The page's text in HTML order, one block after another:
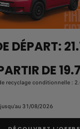
DÉPART:
DE
recyclage conditionnelle :
31/08/2026